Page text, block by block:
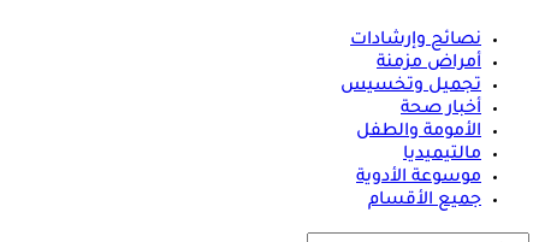
نصائح وإرشادات
أمراض مزمنة
تجميل وتخسيس
أخبار صحة
الأمومة والطفل
مالتيميديا
موسوعة الأدوية
جميع الأقسام